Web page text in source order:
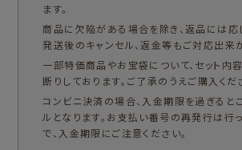
ます。
商品に欠陥がある場合を除き、返品には応
発送後のキャンセル、返金等もご対応出来
一部特価商品やお宝袋について、セット内
断りしております。ご了承のうえご購入くだ
コンビニ決済の場合、入金期限を過ぎると
ルとなります。お支払い番号の再発行は行
で、入金期限にご注意ください。